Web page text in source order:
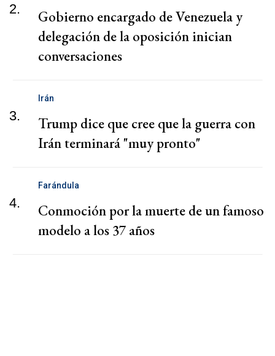
2.
Gobierno encargado de Venezuela y
delegación de la oposición inician
conversaciones
3.
Irán
Trump dice que cree que la guerra con
Irán terminará "muy pronto"
4.
Farándula
Conmoción por la muerte de un famoso
modelo a los 37 años